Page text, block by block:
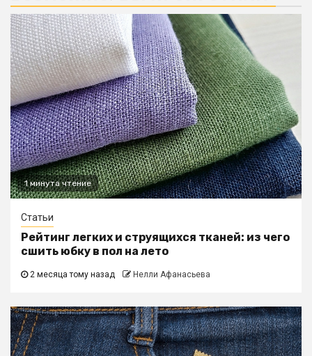
1 минута чтение
Статьи
Рейтинг легких и струящихся тканей: из чего
сшить юбку в пол на лето
2 месяца тому назад Нелли Афанасьева